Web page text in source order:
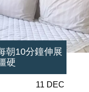
朝10分鐘伸展
硬
11 DEC